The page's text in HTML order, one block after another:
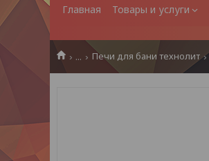
Главная Товары и услуги
... Печи для бани технолит